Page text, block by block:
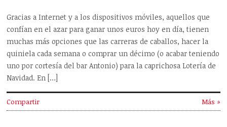
Gracias a Internet y a los dispositivos móviles, aquellos que
confían en el azar para ganar unos euros hoy en día, tienen
muchas más opciones que las carreras de caballos, hacer la
quiniela cada semana o comprar un décimo (o acabar teniendo
uno por cortesía del bar Antonio) para la caprichosa Lotería de
Navidad. En […]
Compartir Más »